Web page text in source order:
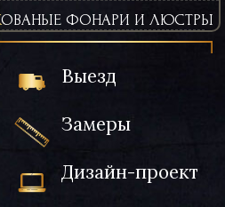
КОВАНЫЕ ФОНАРИ И ЛЮСТРЫ
Выезд
Замеры
Дизайн-проект